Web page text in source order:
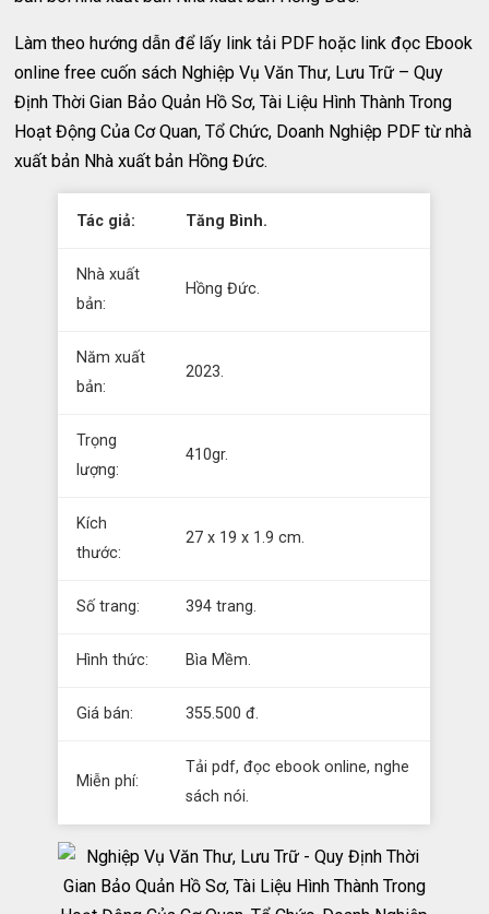
Làm theo hướng dẫn để lấy link tải PDF hoặc link đọc Ebook
online free cuốn sách Nghiệp Vụ Văn Thư, Lưu Trữ – Quy
Định Thời Gian Bảo Quản Hồ Sơ, Tài Liệu Hình Thành Trong
Hoạt Động Của Cơ Quan, Tổ Chức, Doanh Nghiệp PDF từ nhà
xuất bản Nhà xuất bản Hồng Đức.
Tác giả: Tăng Bình.
Nhà xuất
bản:
Hồng Đức.
Năm xuất
bản:
2023.
Trọng
lượng:
410gr.
Kích
thước:
27 x 19 x 1.9 cm.
Số trang: 394 trang.
Hình thức: Bìa Mềm.
Giá bán: 355.500 đ.
Miễn phí:
Tải pdf, đọc ebook online, nghe
sách nói.